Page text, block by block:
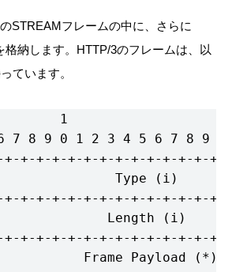
STREAMフレームの中に、さらに
格納します。HTTP/3のフレームは、以
ています。
1
7 8 9 0 1 2 3 4 5 6 7 8 9
+-+-+-+-+-+-+-+-+-+-+-+-+-
Type (i)
+-+-+-+-+-+-+-+-+-+-+-+-+-
Length (i)
+-+-+-+-+-+-+-+-+-+-+-+-+-
Frame Payload